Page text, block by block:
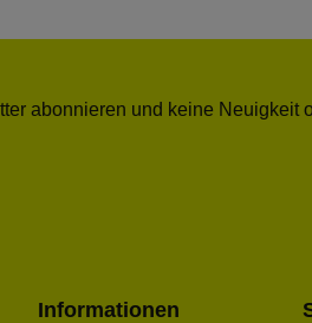
abonnieren und keine Neuigkeit
Informationen